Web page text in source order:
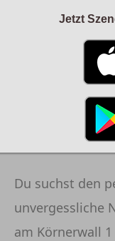
Du suchst den
unvergessliche
am Körnerwall
Jetzt